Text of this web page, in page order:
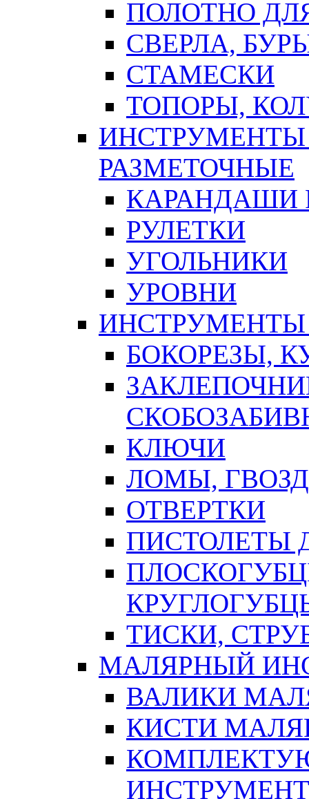
ПОЛОТНО
СВЕРЛА,
СТАМЕСКИ
ТОПОРЫ,
ИНСТРУМЕНТЫ
РАЗМЕТОЧНЫЕ
КАРАНДАШИ
РУЛЕТКИ
УГОЛЬНИКИ
УРОВНИ
БОКОРЕЗЫ,
КЛЮЧИ
ЛОМЫ,
ОТВЕРТКИ
ПИСТОЛЕТЫ
ТИСКИ,
МАЛЯРНЫЙ
ВАЛИКИ
КИСТИ